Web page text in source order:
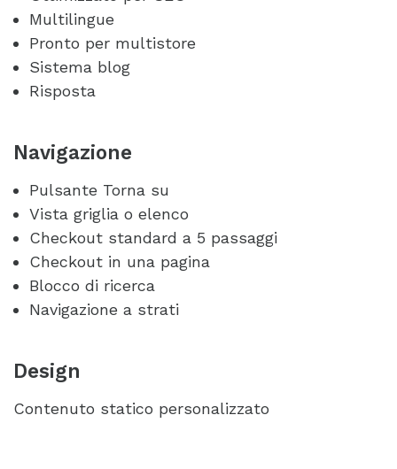
Multilingue
Pronto per multistore
Sistema blog
Risposta
Navigazione
Pulsante Torna su
Vista griglia o elenco
Checkout standard a 5 passaggi
Checkout in una pagina
Blocco di ricerca
Navigazione a strati
Design
Contenuto statico personalizzato